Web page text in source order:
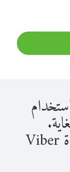
بمجرد حصولك على أرصدة Viber